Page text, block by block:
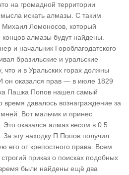
на громадной территории
искать алмазы. С таким
Ломоносов, который
концов алмазы будут найдены.
и начальник Гороблагодатского
бразильские и уральские
и в Уральских горах должны
он оказался прав — в июле 1829
Пашка Попов нашел самый
время давалось вознаграждение за
Вот мальчик и принес
оказался алмаз весом в 0.5
За эту находку П.Попов получил
его от крепостного права. Всем
приказ о поисках подобных
были найдены ещё два